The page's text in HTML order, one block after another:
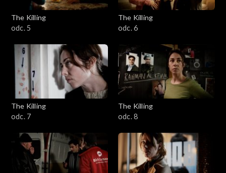
The Killing
odc. 5
The Killing
odc. 6
The Killing
odc. 7
The Killing
odc. 8